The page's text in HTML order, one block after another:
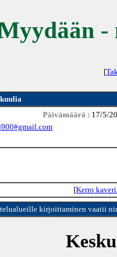
-
[
Päivämäärä : 17/5/
[Kerro
kirjoittaminen vaatii